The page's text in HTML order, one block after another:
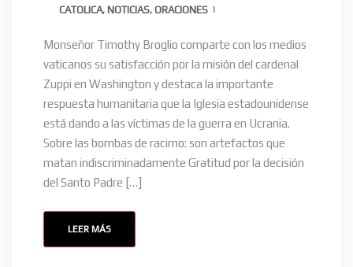
CATOLICA, NOTICIAS, ORACIONES
Monseñor Timothy Broglio comparte con los medios
vaticanos su satisfacción por la misión del cardenal
Zuppi en Washington y destaca la importante
respuesta humanitaria que la Iglesia estadounidense
está dando a las víctimas de la guerra en Ucrania.
Sobre las bombas de racimo: son artefactos que
matan indiscriminadamente Gratitud por la decisión
del Santo Padre […]
LEER MÁS